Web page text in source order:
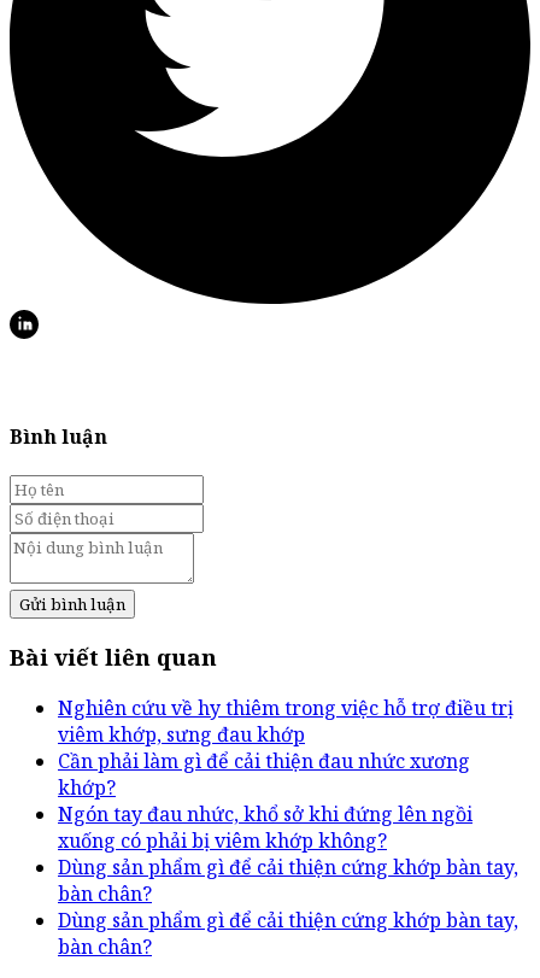
Bình luận
Gửi bình luận
Bài viết liên quan
Nghiên cứu về hy thiêm trong việc hỗ trợ điều trị
viêm khớp, sưng đau khớp
Cần phải làm gì để cải thiện đau nhức xương
khớp?
Ngón tay đau nhức, khổ sở khi đứng lên ngồi
xuống có phải bị viêm khớp không?
Dùng sản phẩm gì để cải thiện cứng khớp bàn tay,
bàn chân?
Dùng sản phẩm gì để cải thiện cứng khớp bàn tay,
bàn chân?